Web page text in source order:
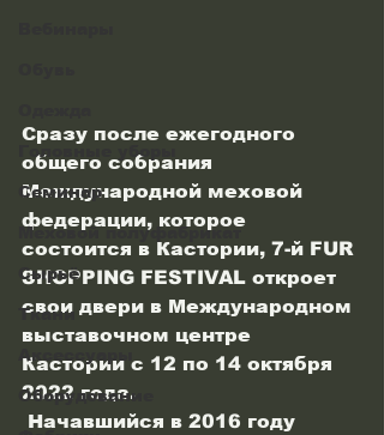
Головные уборы
Семинар
Меховой полуфабрикат
Сырьё
Ткани
Аксессуары
Оборудование
Сразу после ежегодного
общего собрания
Международной меховой
федерации, которое
состоится в Кастории, 7-й FUR
SHOPPING FESTIVAL откроет
свои двери в Международном
выставочном центре
Кастории с 12 по 14 октября
2022 года.